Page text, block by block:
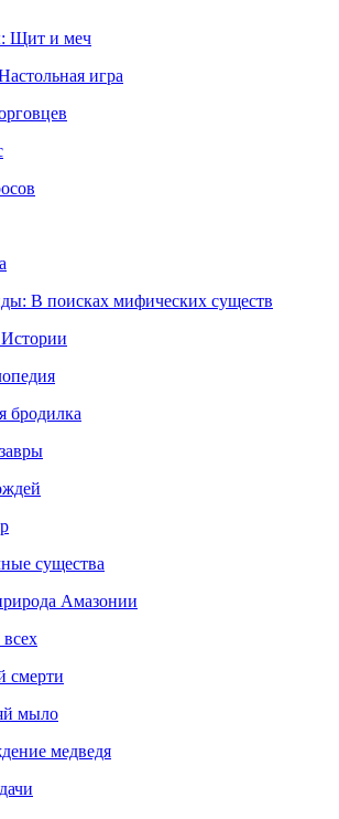
Щит и меч
игра
В поисках мифических существ
бродилка
существа
Амазонии
смерти
мыло
медведя